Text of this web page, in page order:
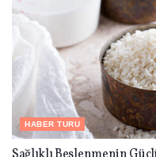
HABER TURU